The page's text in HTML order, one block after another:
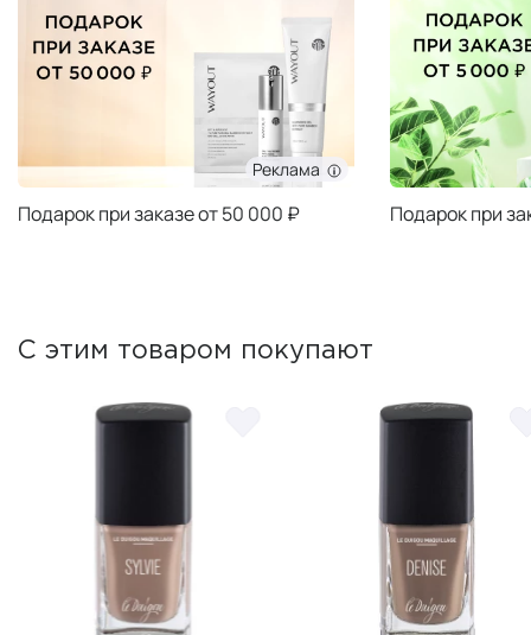
Реклама
Подарок при заказе от 50 000 ₽ Подарок при
С этим товаром покупают